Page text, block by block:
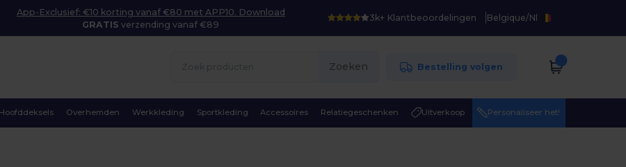
App-Exclusief: €10 korting vanaf €80 met APP10. Download
GRATIS verzending vanaf €89
3k+ Klantbeoordelingen Belgique/Nl
Zoeken Bestelling volgen
Hoofddeksels Overhemden Werkkleding Sportkleding Accessoires Relatiegeschenken Uitverkoop Personaliseer het!